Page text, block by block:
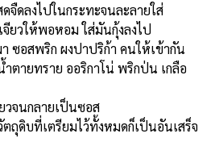
จืดลงไปในกระทะจนละลายใส่
ยวให้พอหอม ใส่มันกุ้งลงไป
ซอสพริก ผงปาปริก้า คนให้เข้ากัน
ำตายทราย ออริกาโน่ พริกป่น เกลือ
วจนกลายเป็นซอส
ถุดิบที่เตรียมไว้ทั้งหมดก็เป็นอันเสร็จ